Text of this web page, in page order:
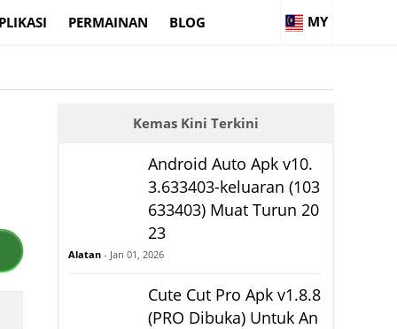
PERMAINAN BLOG MY
Kemas Kini Terkini
Android Auto Apk v10.
3.633403-keluaran (103
633403) Muat Turun 20
23
Alatan - Jan 01, 2026
Cute Cut Pro Apk v1.8.8
(PRO Dibuka) Untuk An